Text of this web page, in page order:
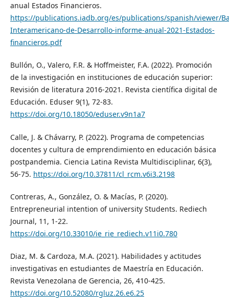
anual Estados Financieros.
https://publications.iadb.org/es/publications/spanish/viewer/
Interamericano-de-Desarrollo-informe-anual-2021-Estados-
financieros.pdf
Bullón, O., Valero, F.R. & Hoffmeister, F.A. (2022). Promoción
de la investigación en instituciones de educación superior:
Revisión de literatura 2016-2021. Revista científica digital de
Educación. Eduser 9(1), 72-83.
https://doi.org/10.18050/eduser.v9n1a7
Calle, J. & Chávarry, P. (2022). Programa de competencias
docentes y cultura de emprendimiento en educación básica
postpandemia. Ciencia Latina Revista Multidisciplinar, 6(3),
56-75. https://doi.org/10.37811/cl_rcm.v6i3.2198
Contreras, A., González, O. & Macías, P. (2020).
Entrepreneurial intention of university Students. Rediech
Journal, 11, 1-22.
https://doi.org/10.33010/ie_rie_rediech.v11i0.780
Diaz, M. & Cardoza, M.A. (2021). Habilidades y actitudes
investigativas en estudiantes de Maestría en Educación.
Revista Venezolana de Gerencia, 26, 410-425.
https://doi.org/10.52080/rgluz.26.e6.25